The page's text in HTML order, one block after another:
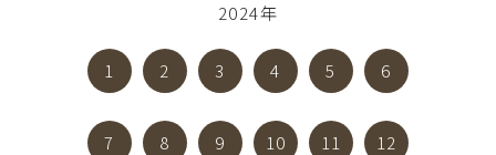
2024年
1 2 3 4 5 6
7 8 9 10 11 12